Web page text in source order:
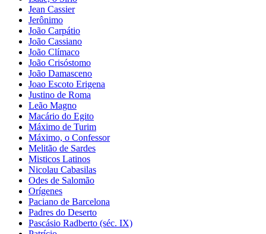
Jean Cassier
Jerônimo
João Carpátio
João Cassiano
João Clímaco
João Crisóstomo
João Damasceno
Joao Escoto Erigena
Justino de Roma
Leão Magno
Macário do Egito
Máximo de Turim
Máximo, o Confessor
Melitão de Sardes
Misticos Latinos
Nicolau Cabasilas
Odes de Salomão
Orígenes
Paciano de Barcelona
Padres do Deserto
Pascásio Radberto (séc. IX)